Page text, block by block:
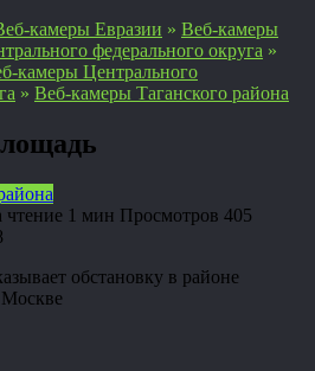
камеры Евразии » Веб-камеры
федерального округа »
камеры Центрального
» Веб-камеры Таганского района
чтение 1 мин Просмотров 405
обстановку в районе
Москве